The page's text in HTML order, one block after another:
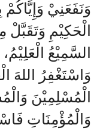
وَنَفَعَنِيْ وَإِيَّاكُمْ
الْحَكِيْمِ وَتَقَبَّلْ
السَّمِيْعُ
وَاسْتَغْفِرُ اللهَ
الْمُسْلِمِيْنَ
وَالْمُؤْمِنَاتِ